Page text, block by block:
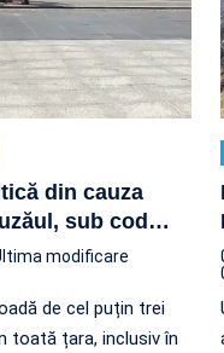
din cauza
sub cod…
modificare
de cel puțin trei
toată țara, inclusiv în